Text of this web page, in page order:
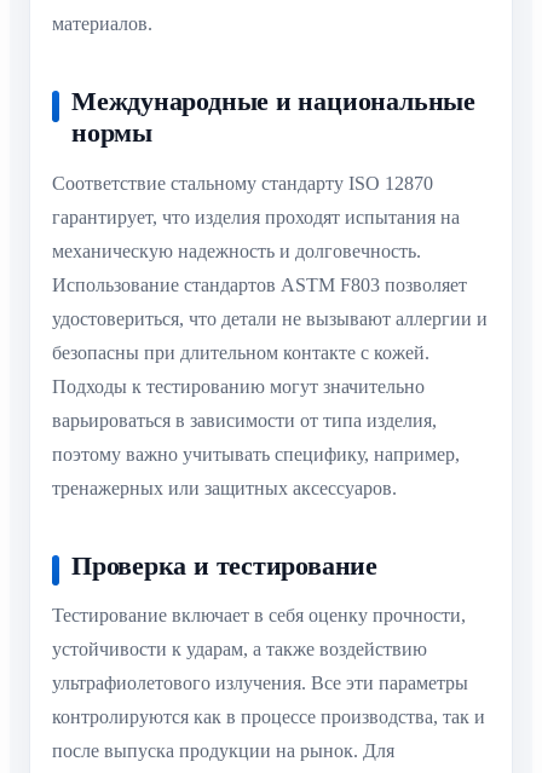
материалов.
Международные и национальные
нормы
Соответствие стальному стандарту ISO 12870
гарантирует, что изделия проходят испытания на
механическую надежность и долговечность.
Использование стандартов ASTM F803 позволяет
удостовериться, что детали не вызывают аллергии и
безопасны при длительном контакте с кожей.
Подходы к тестированию могут значительно
варьироваться в зависимости от типа изделия,
поэтому важно учитывать специфику, например,
тренажерных или защитных аксессуаров.
Проверка и тестирование
Тестирование включает в себя оценку прочности,
устойчивости к ударам, а также воздействию
ультрафиолетового излучения. Все эти параметры
контролируются как в процессе производства, так и
после выпуска продукции на рынок. Для